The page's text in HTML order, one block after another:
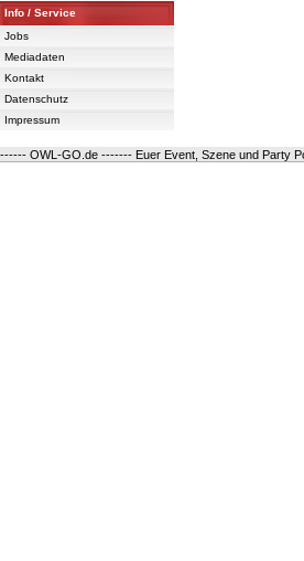
Info / Service
Jobs
Mediadaten
Kontakt
Datenschutz
Impressum
------ OWL-GO.de ------- Euer Event, Szene und Party